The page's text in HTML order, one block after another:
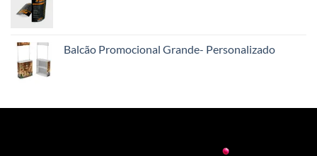
Balcão Promocional Grande- Personalizado